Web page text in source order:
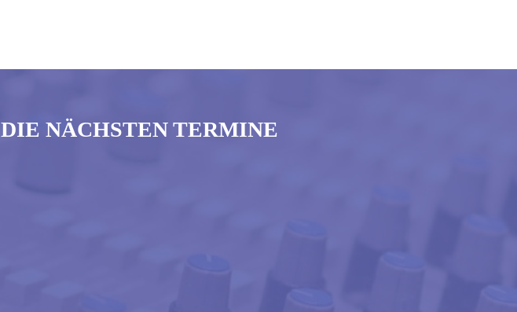
DIE NÄCHSTEN TERMINE